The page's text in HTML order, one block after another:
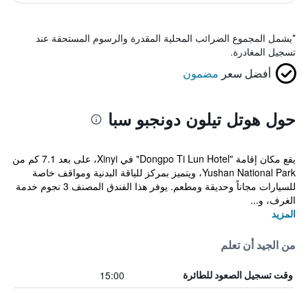
*يشمل المجموع الضرائب المحلية المقدرة والرسوم المستحقة عند
تسجيل المغادرة.
أفضل سعر مضمون
حول هوتل تيلون دونجبو سبا
يقع مكان إقامة "Dongpo Ti Lun Hotel" في Xinyi، على بعد 7.1 كم من
Yushan National Park، ويتميز بمركز للياقة البدنية ومواقف خاصة
للسيارات مجاناً وحديقة ومطعم. يوفر هذا الفندق المصنف 3 نجوم خدمة
الغرف، و...
المزيد
من الجيد أن تعلم
وقت تسجيل الصعود للطائرة 15:00